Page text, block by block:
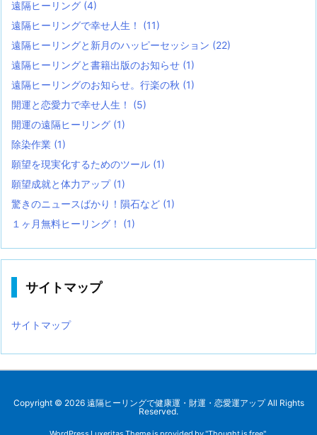
遠隔ヒーリング (4)
遠隔ヒーリングで幸せ人生！ (11)
遠隔ヒーリングと新月のハッピーセッション (22)
遠隔ヒーリングと書籍出版のお知らせ (1)
遠隔ヒーリングのお知らせ。行楽の秋 (1)
開運と恋愛力で幸せ人生！ (5)
開運の遠隔ヒーリング (1)
除染作業 (1)
願望を現実化するためのツール (1)
願望成就と体力アップ (1)
驚きのニュースばかり！隕石など (1)
１ヶ月無料ヒーリング！ (1)
サイトマップ
サイトマップ
Copyright © 2026 遠隔ヒーリングで健康運・財運・恋愛運アップAll Rights
Reserved.